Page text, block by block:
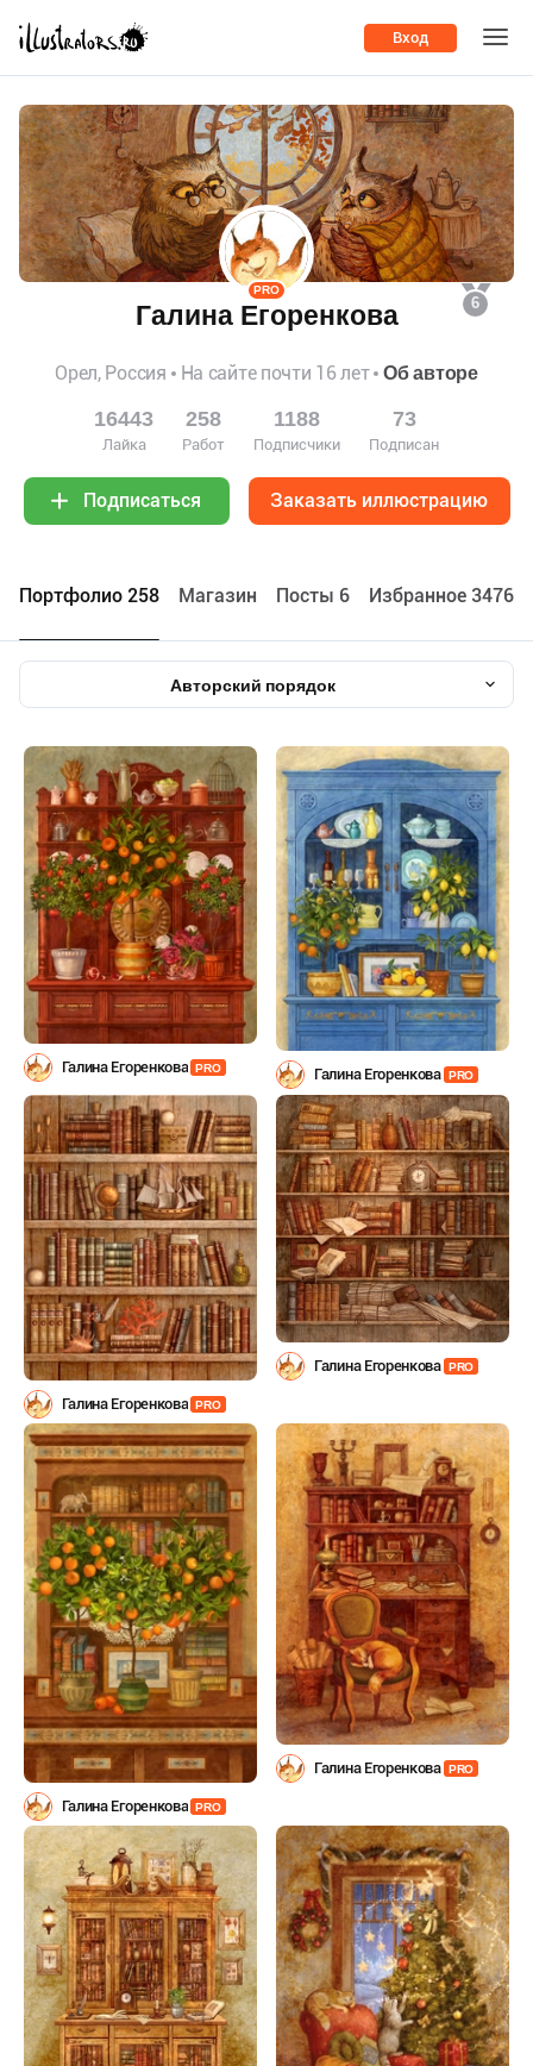
Вход
6
PRO
Галина Егоренкова
Орел, Россия На сайте почти 16 лет Об авторе
16443
Лайка
258
Работ
1188
Подписчики
73
Подписан
Подписаться Заказать иллюстрацию
Портфолио 258 Maгазин Посты 6 Избранное 3476
Авторский порядок
Галина Егоренкова PRO Галина Егоренкова PRO
Галина Егоренкова PRO
Галина Егоренкова PRO
Галина Егоренкова PRO
Галина Егоренкова PRO